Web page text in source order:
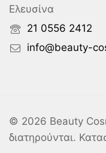
Ελευσίνα
21 0556 2412
info@beauty-
© 2026 Beauty
διατηρούνται.